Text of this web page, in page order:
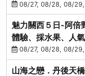
08/27, 08/28, 08/
魅力關西５日-阿倍
體驗、採水果、人
輪、水上巴士
08/27, 08/28, 08/
山海之戀．丹後天